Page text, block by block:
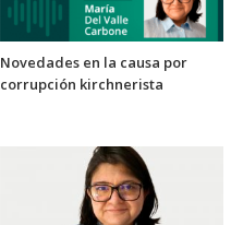
Novedades en la causa por
corrupción kirchnerista